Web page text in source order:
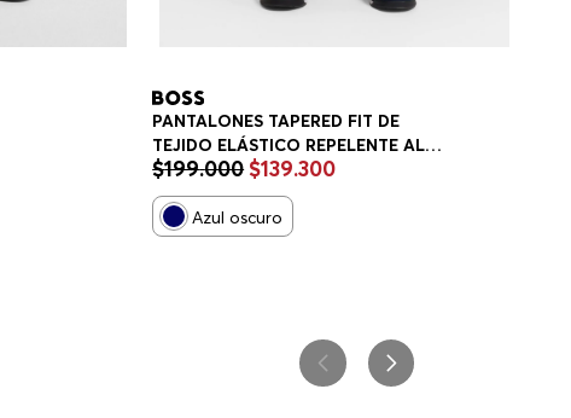
FIT
PANTALONES TAPERED FIT DE
TEJIDO ELÁSTICO REPELENTE AL
AGUA PANTALONES CASUALES
TAPERED FIT HOMBRE
$199.000 $139.300
Azul oscuro